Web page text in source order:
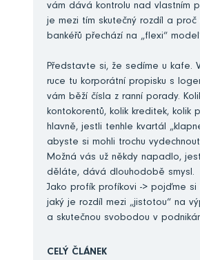
vám dává kontrolu nad vlastním
je mezi tím skutečný rozdíl a proč
bankéřů přechází na „flexi“
Představte si, že sedíme u kafe.
ruce tu korporátní propisku s
vám běží čísla z ranní porady.
kontokorentů, kolik kreditek, kolik
hlavně, jestli tenhle kvartál
abyste si mohli trochu
Možná vás už někdy napadlo,
děláte, dává dlouhodobě smysl.
Jako profík profíkovi -> pojďme si
jaký je rozdíl mezi „jistotou“ na
a skutečnou svobodou v
CELÝ ČLÁNEK